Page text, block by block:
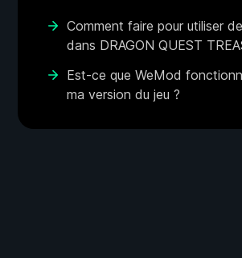
Comment faire pour utiliser
dans DRAGON QUEST
Est-ce que WeMod
ma version du jeu ?